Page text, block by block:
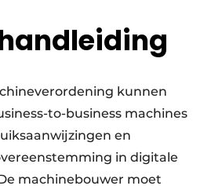
kunnen
to-business machines
en
in digitale
machinebouwer moet